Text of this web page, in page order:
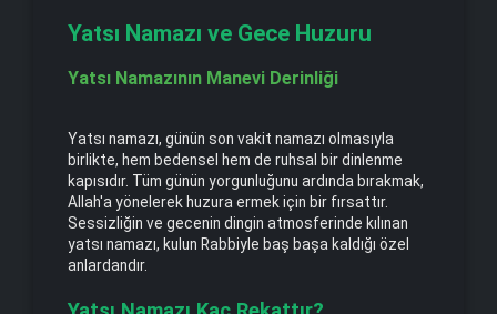
Yatsı Namazı ve Gece Huzuru
Yatsı Namazının Manevi Derinliği
Yatsı namazı, günün son vakit namazı olmasıyla
birlikte, hem bedensel hem de ruhsal bir dinlenme
kapısıdır. Tüm günün yorgunluğunu ardında bırakmak,
Allah'a yönelerek huzura ermek için bir fırsattır.
Sessizliğin ve gecenin dingin atmosferinde kılınan
yatsı namazı, kulun Rabbiyle baş başa kaldığı özel
anlardandır.